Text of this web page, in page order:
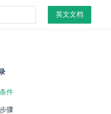
英文文档
件
骤